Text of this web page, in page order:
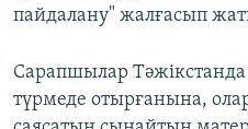
пайдалану" жалғасып
Сарапшылар
түрмеде отырғанына,